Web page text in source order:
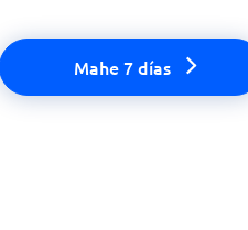
Mahe 7 días